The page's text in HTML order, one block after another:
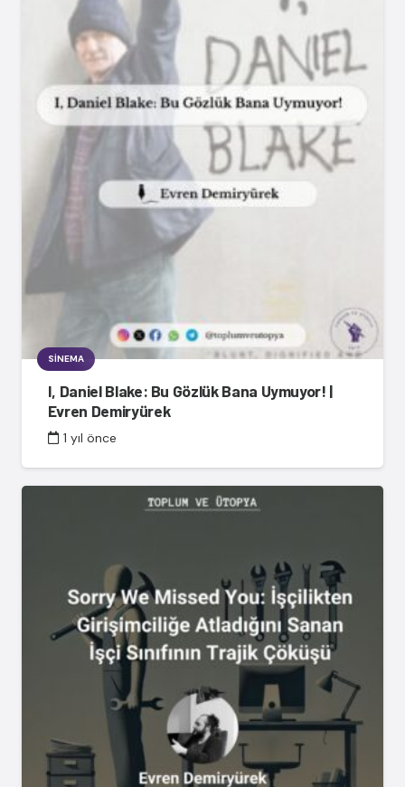
SINEMA
I, Daniel Blake: Bu Gözlük Bana Uymuyor! |
Evren Demiryürek
1 yıl önce